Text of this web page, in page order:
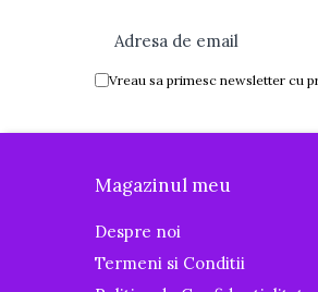
Aspiratoare nazale si filtre
Olite si reductoare WC
Pentru Mamici
Igiena si Ingrijire Postnatala
Ingrijire cosmetica mamici
Vreau sa primesc newsletter cu
Magazinul meu
Despre noi
Termeni si Conditii